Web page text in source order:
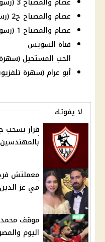
عصام والمصباح ج2 (رسوم متحركة)
عصام والمصباح 1 (رسوم متحركة)
قناة السويس
الحب المستحيل (سهرة
أبو عرام (سهرة
لا يفوتك
قرار بسحب
معملتش
مي عز
موقف
اليوم